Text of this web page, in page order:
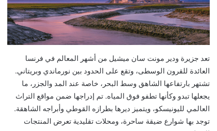
تعد جزيرة ودير مونت سان ميشيل من أشهر المعالم في فرنسا
العائدة للقرون الوسطى، وتقع على الحدود بين نورماندي وبريتاني.
تشتهر بارتفاعها الشاهق وسط البحر، خاصة عند المد والجزر، ما
يجعلها تبدو وكأنها تطفو فوق المياه. تم إدراجها ضمن مواقع التراث
العالمي لليونيسكو، ويتميز ديرها بطرازه القوطي وأبراجه الشاهقة.
توجد بها شوارع ضيقة ساحرة، ومحلات تقليدية تعرض المنتجات